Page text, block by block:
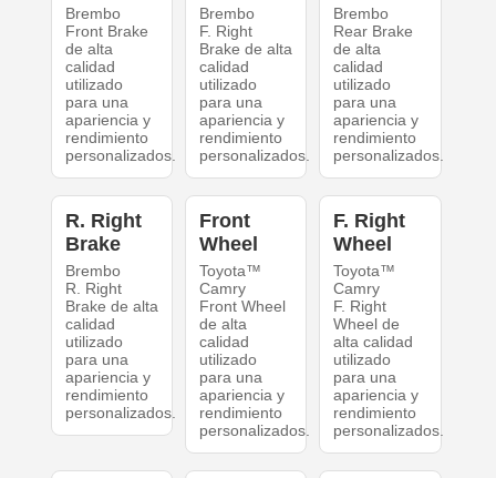
Brembo
Front Brake
de alta
calidad
utilizado
para una
apariencia y
rendimiento
personalizados.
Brembo
F. Right
Brake de alta
calidad
utilizado
para una
apariencia y
rendimiento
personalizados.
Brembo
Rear Brake
de alta
calidad
utilizado
para una
apariencia y
rendimiento
personalizados.
R. Right
Brake
Brembo
R. Right
Brake de alta
calidad
utilizado
para una
apariencia y
rendimiento
personalizados.
Front
Wheel
Toyota™
Camry
Front Wheel
de alta
calidad
utilizado
para una
apariencia y
rendimiento
personalizados.
F. Right
Wheel
Toyota™
Camry
F. Right
Wheel de
alta calidad
utilizado
para una
apariencia y
rendimiento
personalizados.